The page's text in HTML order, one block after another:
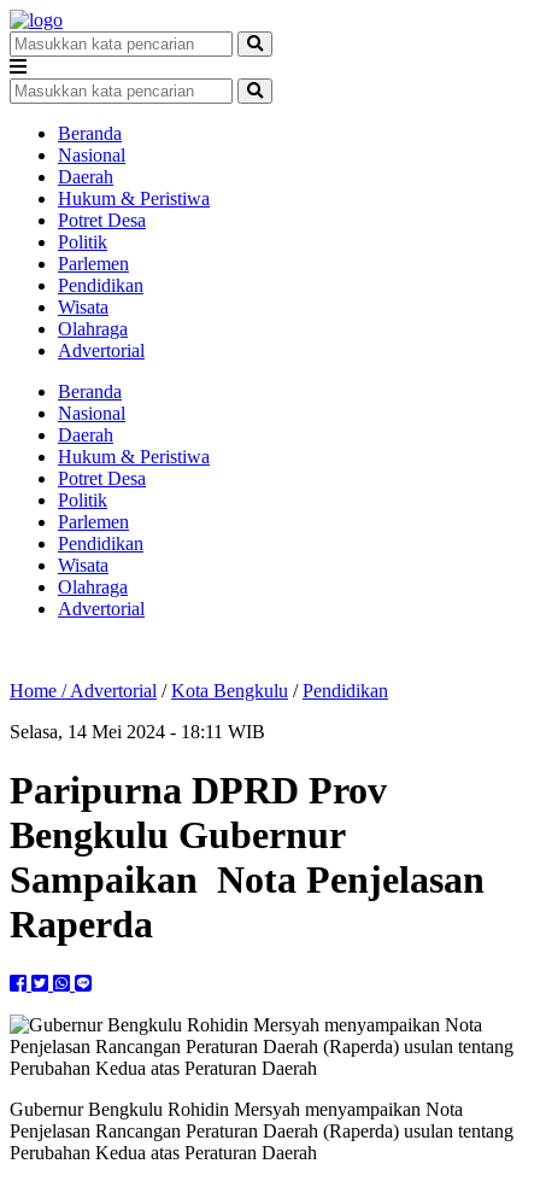
Beranda
Nasional
Daerah
Hukum & Peristiwa
Potret Desa
Politik
Parlemen
Pendidikan
Wisata
Olahraga
Advertorial
Beranda
Nasional
Daerah
Hukum & Peristiwa
Potret Desa
Politik
Parlemen
Pendidikan
Wisata
Olahraga
Advertorial
Home /Advertorial /Kota Bengkulu /Pendidikan
Selasa, 14 Mei 2024 - 18:11 WIB
Paripurna DPRD Prov
Bengkulu Gubernur
Sampaikan Nota Penjelasan
Raperda
Gubernur Bengkulu Rohidin Mersyah menyampaikan Nota
Penjelasan Rancangan Peraturan Daerah (Raperda) usulan tentang
Perubahan Kedua atas Peraturan Daerah